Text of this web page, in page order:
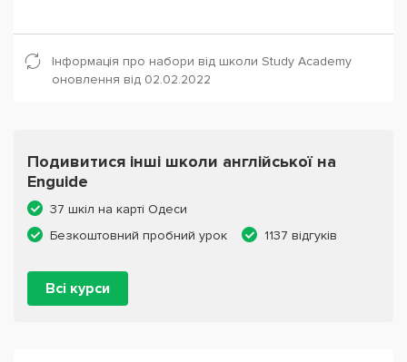
Інформація про набори від школи Study Academy
оновлення від 02.02.2022
Подивитися інші школи англійської на
Enguide
37 шкіл на карті Одеси
Безкоштовний пробний урок
1137 відгуків
Всі курси